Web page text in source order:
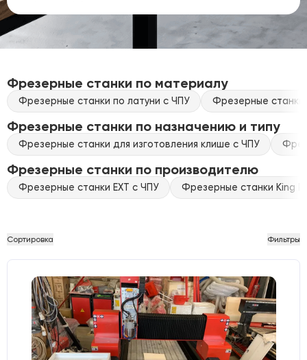
Фрезерные станки по материалу
Фрезерные станки по латуни с ЧПУ Фрезерные
Фрезерные станки по назначению и типу
Фрезерные станки для изготовления клише с ЧПУ
Фрезерные станки по производителю
Фрезерные станки EXT с ЧПУ Фрезерные станки King
Сортировка Фильтры